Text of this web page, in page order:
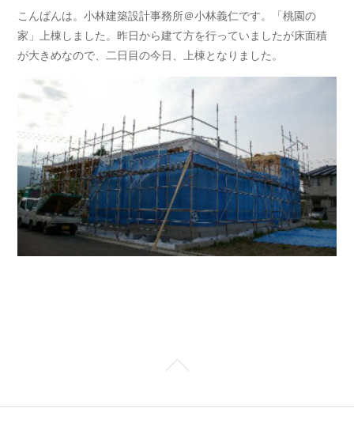
こんばんは。小林建築設計事務所＠小林義仁です。「桃園の
家」上棟しました。昨日から建て方を行っていましたが床面積
が大きめなので、二日目の今日、上棟となりました。